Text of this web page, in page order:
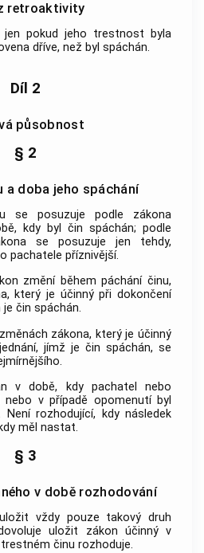
retroaktivity
jen pokud jeho trestnost byla
dříve, než byl spáchán.
Díl 2
působnost
§ 2
a doba jeho spáchání
se posuzuje podle zákona
kdy byl čin spáchán; podle
se posuzuje jen tehdy,
pachatele příznivější.
změní během páchání činu,
který je účinný při dokončení
čin spáchán.
zákona, který je účinný
jímž je čin spáchán, se
v době, kdy pachatel nebo
nebo v případě opomenutí byl
Není rozhodující, kdy následek
měl nastat.
§ 3
v době rozhodování
vždy pouze takový druh
uložit zákon účinný v
trestném činu rozhoduje.